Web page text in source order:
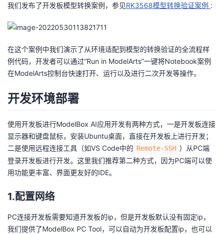
者
学
堂
我
的
课
程
我
的
认
证
我
的
实
验
我
的
收
支
持
我
的
术
支
持
我
云
声
建
议
我们发布了开发板模型转换案例，参见RK3568模型转换验证案例 :
在这个案例中我们演示了从环境适配到模型的转换验证的全流程样
例代码，开发者可以通过“Run in ModelArts”一键将Notebook案例
在ModelArts控制台快速打开、运行以及进行二次开发等操作。
开发环境部署
使用开发板进行ModelBox AI应用开发有两种方式，一是开发板连接
显示器和键盘鼠标，安装Ubuntu桌面，直接在开发板上进行开发；
二是使用远程连接工具（如VS Code中的 Remote-SSH ）从PC端
登录开发板进行开发。这里我们推荐第二种方式，因为PC端可以使
用功能更丰富、界面更友好的IDE。
1.配置网络
PC连接开发板需要知道开发板的ip，但是开发板默认没有固定ip，
我们提供了ModelBox PC Tool，可以自动为开发板配置ip，也可以